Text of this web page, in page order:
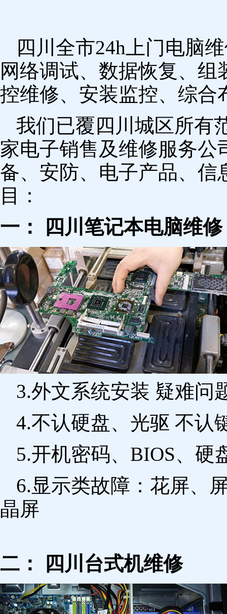
四川全市24h上门电脑
网络调试、数据恢复、
控维修、安装监控、综合
我们已覆四川城区所有
家电子销售及维修服务公
备、安防、电子产品、信
目：
一： 四川笔记本电脑维修
3.外文系统安装 疑难问
4.不认硬盘、光驱 不认
5.开机密码、BIOS、硬
6.显示类故障：花屏、
晶屏
二： 四川台式机维修